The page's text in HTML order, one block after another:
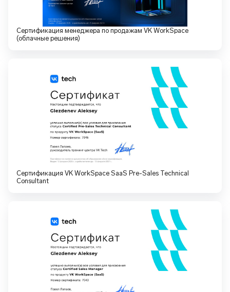
Сертификация менеджера по продажам VK WorkSpace
(облачные решения)
Сертификация VK WorkSpace SaaS Pre-Sales Technical
Consultant